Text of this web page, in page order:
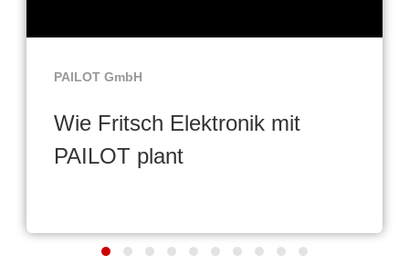
PAILOT GmbH
Wie Fritsch Elektronik mit
PAILOT plant